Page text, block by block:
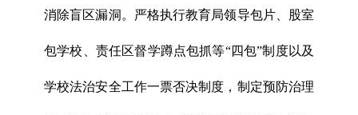
消除盲区漏洞。严格执行教育局领导包片、股室
包学校、责任区督学蹲点包抓等“四包”制度以及
学校法治安全工作一票否决制度，制定预防治理